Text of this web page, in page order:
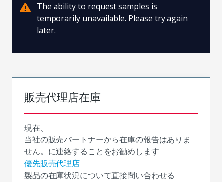
The ability to request samples is
temporarily unavailable. Please try again
later.
販売代理店在庫
現在、
当社の販売パートナーから在庫の報告はありま
せん。に連絡することをお勧めします
優先販売代理店
製品の在庫状況について直接問い合わせる